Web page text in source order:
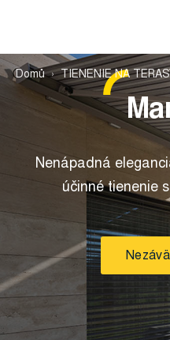
Domů TIENENIE NA
Nenápadná
účinné tienenie